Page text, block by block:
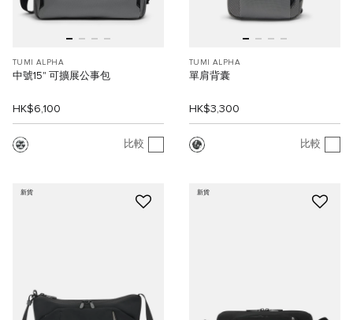
TUMI ALPHA
中號15" 可擴展公事包
HK$6,100
比較
TUMI ALPHA
單肩背囊
HK$3,300
比較
新貨 新貨